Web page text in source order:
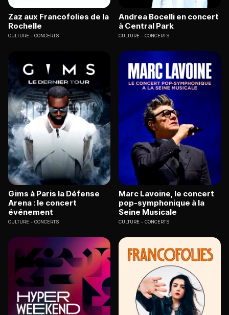
Zaz aux Francofolies de la
Rochelle
CULTURE CONCERTS
Andrea Bocelli en concert
à Central Park
CULTURE CONCERTS
Gims à Paris la Défense
Arena : le concert
événement
CULTURE CONCERTS
Marc Lavoine, le concert
pop-symphonique à la
Seine Musicale
CULTURE CONCERTS